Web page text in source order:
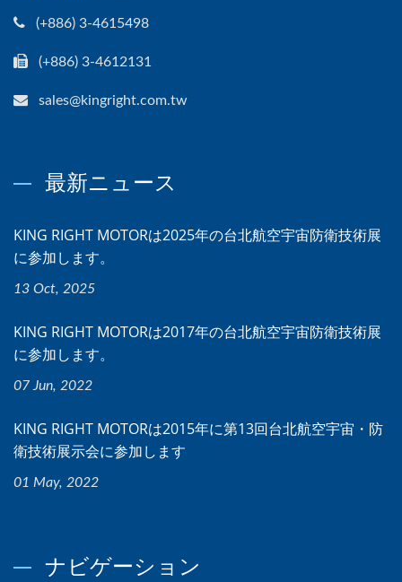
(+886) 3-4615498
(+886) 3-4612131
sales@kingright.com.tw
最新ニュース
KING RIGHT MOTORは2025年の台北航空宇宙防衛技術展
に参加します。
13 Oct, 2025
KING RIGHT MOTORは2017年の台北航空宇宙防衛技術展
に参加します。
07 Jun, 2022
KING RIGHT MOTORは2015年に第13回台北航空宇宙・防
衛技術展示会に参加します
01 May, 2022
ナビゲーション